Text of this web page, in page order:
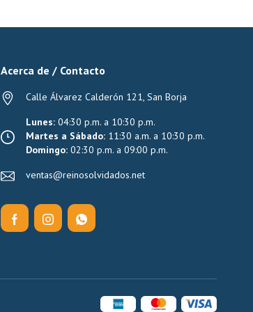
Acerca de / Contacto
Calle Álvarez Calderón 121, San Borja
Lunes:04:30 p.m. a 10:30 p.m.
Martes a Sábado:11:30 a.m. a 10:30 p.m.
Domingo:02:30 p.m. a 09:00 p.m.
ventas@reinosolvidados.net